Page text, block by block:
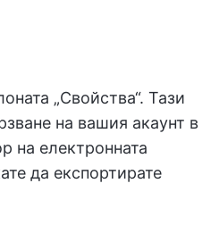
„Свойства“. Тази
на вашия акаунт в
на електронната
да експортирате